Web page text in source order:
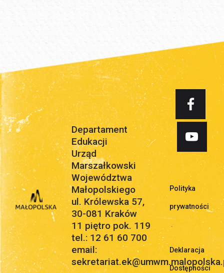
Departament
Edukacji
Urząd
Marszałkowski
Województwa
Małopolskiego
ul. Królewska 57,
30-081 Kraków
11 piętro pok. 119
tel.: 12 61 60 700
email:
Polityka
prywatności
.
Deklaracja
Dostępności